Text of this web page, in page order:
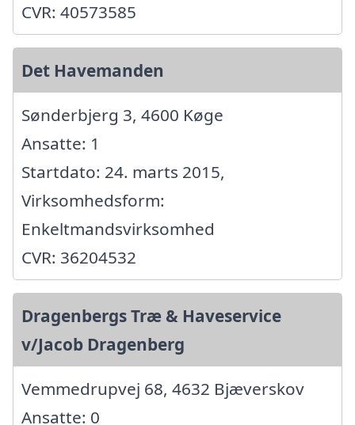
CVR: 40573585
Det Havemanden
Sønderbjerg 3, 4600 Køge
Ansatte: 1
Startdato: 24. marts 2015,
Virksomhedsform:
Enkeltmandsvirksomhed
CVR: 36204532
Dragenbergs Træ & Haveservice
v/Jacob Dragenberg
Vemmedrupvej 68, 4632 Bjæverskov
Ansatte: 0